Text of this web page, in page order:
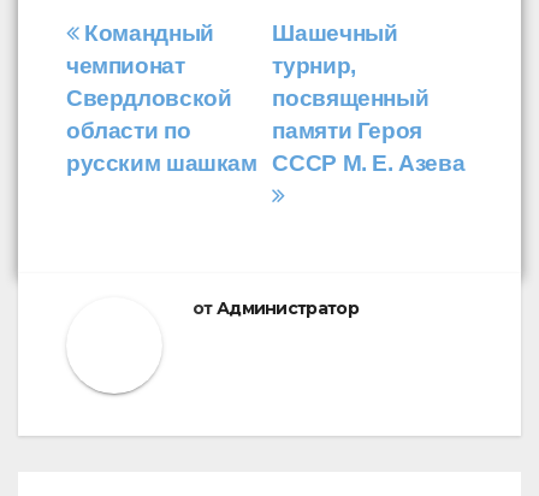
Навигация
по
записям
Шашечный
турнир,
посвященный
памяти Героя
СССР М. Е. Азева
Командный
чемпионат
Свердловской
области по
русским шашкам
отАдминистратор